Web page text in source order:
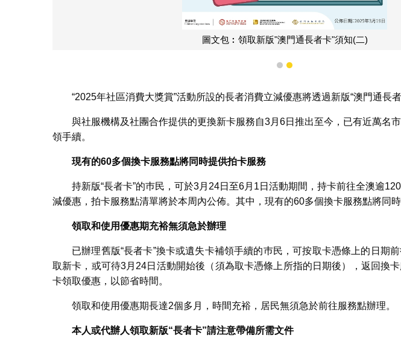
圖文包︰領取新版"澳門通長者卡"須知(二)
1 2
“2025年社區消費大獎賞”活動所設的長者消費立減優惠將透過新版“澳門通長者
與社服機構及社團合作提供的更換新卡服務自3月6日推出至今，已有近萬名
領手續。
現有的60多個換卡服務點將同時提供拍卡服務
持新版“長者卡”的巿民，可於3月24日至6月1日活動期間，持卡前往全澳逾
減優惠，拍卡服務點清單將於本周內公佈。其中，現有的60多個換卡服務點將同時
領取和使用優惠期充裕無須急於辦理
已辦理舊版“長者卡”換卡或遺失卡補領手續的巿民，可按取卡憑條上的日期
取新卡，或可待3月24日活動開始後（須為取卡憑條上所指的日期後），返回換
卡領取優惠，以節省時間。
領取和使用優惠期長達2個多月，時間充裕，居民無須急於前往服務點辦理。
本人或代辦人領取新版“長者卡”請注意帶備所需文件